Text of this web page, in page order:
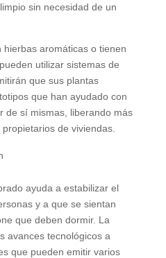
sin necesidad de un
aromáticas o tienen
utilizar sistemas de
que sus plantas
que han ayudado con
de sí mismas, liberando más
de viviendas.
ayuda a estabilizar el
y a que se sientan
que deben dormir. La
avances tecnológicos a
que pueden emitir varios